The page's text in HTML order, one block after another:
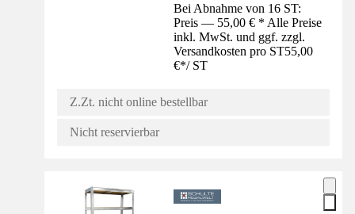
Bei Abnahme von 16 ST:
Preis — 55,00 € * Alle Preise
inkl. MwSt. und ggf. zzgl.
Versandkosten pro ST55,00
€*/ ST
Z.Zt. nicht online bestellbar
Nicht reservierbar